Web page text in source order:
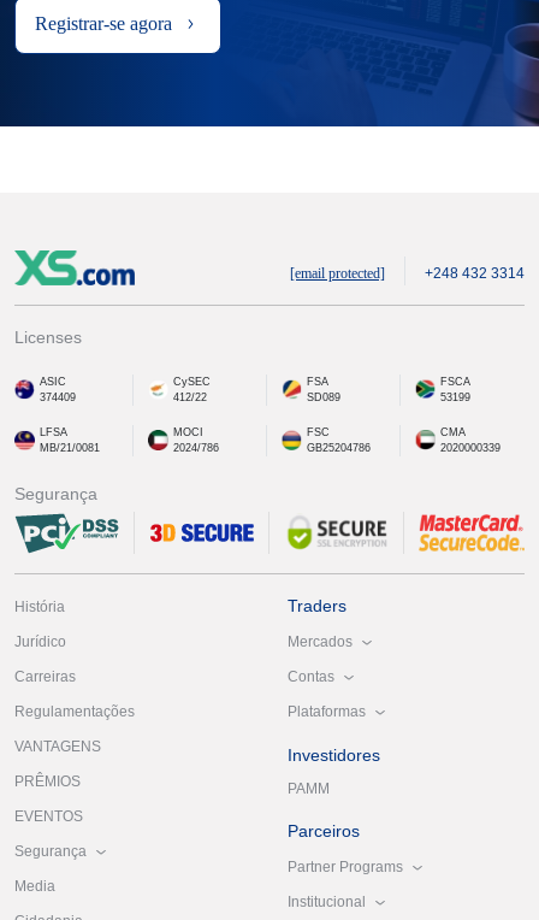
Registrar-se agora
[email protected] +248 432 3314
Licenses
ASIC
374409
CySEC
412/22
FSA
SD089
FSCA
53199
LFSA
MB/21/0081
MOCI
2024/786
FSC
GB25204786
CMA
2020000339
Segurança
História
Jurídico
Carreiras
Regulamentações
VANTAGENS
PRÊMIOS
EVENTOS
Segurança
Media
Traders
Mercados
Contas
Plataformas
Investidores
PAMM
Parceiros
Partner Programs
Institucional